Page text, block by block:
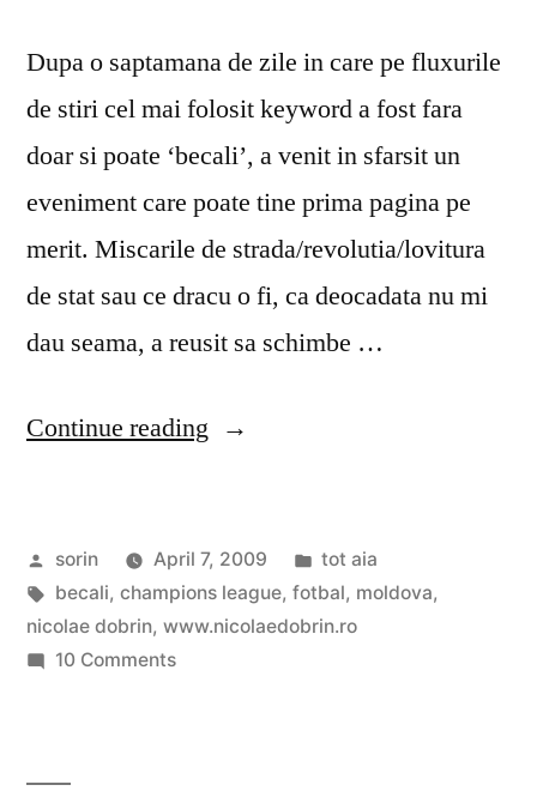
Dupa o saptamana de zile in care pe fluxurile
de stiri cel mai folosit keyword a fost fara
doar si poate ‘becali’, a venit in sfarsit un
eveniment care poate tine prima pagina pe
merit. Miscarile de strada/revolutia/lovitura
de stat sau ce dracu o fi, ca deocadata nu mi
dau seama, a reusit sa schimbe …
Continue reading “Zilele
Posted
by
sorin April 7, 2009
Posted
in
tot aia
Tags:
becali, champions league, fotbal, moldova,
nicolae dobrin, www.nicolaedobrin.ro
10 Commentson